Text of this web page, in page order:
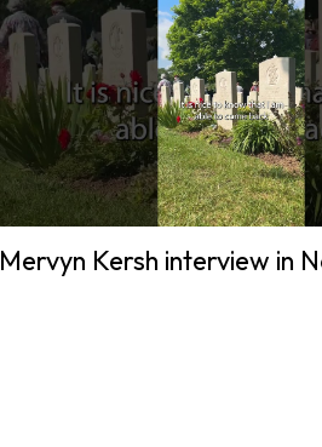
Mervyn Kersh interview in